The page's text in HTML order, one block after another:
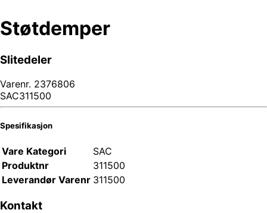
Støtdemper
Slitedeler
Varenr. 2376806
SAC311500
Spesifikasjon
Vare Kategori
SAC
Produktnr
311500
Leverandør Varenr 311500
Kontakt